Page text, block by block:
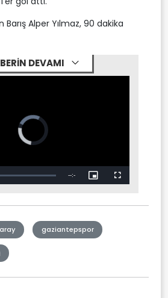
Barış Alper Yılmaz, 90 dakika
DEVAMI
Video
Player
is
loading.
:
Remaining
--:-
Picture-
in-
Fullscreen
gaziantepspor